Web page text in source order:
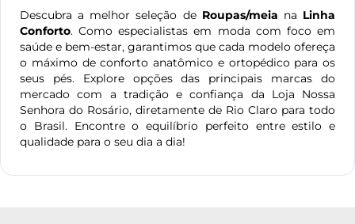
Descubra a melhor seleção de Roupas/meia na Linha
Conforto. Como especialistas em moda com foco em
saúde e bem-estar, garantimos que cada modelo ofereça
o máximo de conforto anatômico e ortopédico para os
seus pés. Explore opções das principais marcas do
mercado com a tradição e confiança da Loja Nossa
Senhora do Rosário, diretamente de Rio Claro para todo
o Brasil. Encontre o equilíbrio perfeito entre estilo e
qualidade para o seu dia a dia!